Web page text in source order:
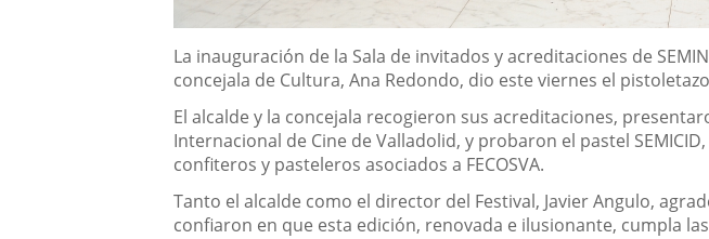
Descripción
La inauguración de la Sala de invitados y acreditaciones de
concejala de Cultura, Ana Redondo, dio este viernes el
El alcalde y la concejala recogieron sus acreditaciones,
Internacional de Cine de Valladolid, y probaron el pastel
confiteros y pasteleros asociados a FECOSVA.
Tanto el alcalde como el director del Festival, Javier Angulo,
confiaron en que esta edición, renovada e ilusionante, cumpla